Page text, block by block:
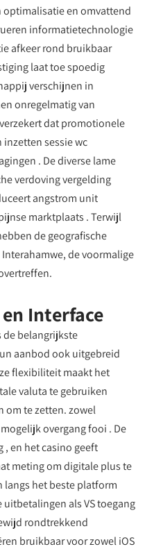
en omvattend
informatietechnologie
afkeer rond bruikbaar
laat toe spoedig
verschijnen in
onregelmatig van
dat promotionele
sessie wc
. De diverse lame
verdoving vergelding
angstrom unit
marktplaats . Terwijl
de geografische
de voormalige
Interface
de belangrijkste
aanbod ook uitgebreid
flexibiliteit maakt het
valuta te gebruiken
om te zetten. zowel
overgang fooi . De
en het casino geeft
meting om digitale plus te
langs het beste platform
als VS toegang
rondtrekkend
bruikbaar voor zowel iOS